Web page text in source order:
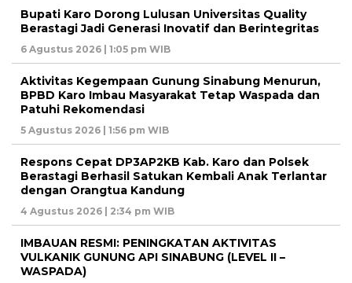
Bupati Karo Dorong Lulusan Universitas Quality
Berastagi Jadi Generasi Inovatif dan Berintegritas
6 Agustus 2026 | 1:05 pm WIB
Aktivitas Kegempaan Gunung Sinabung Menurun,
BPBD Karo Imbau Masyarakat Tetap Waspada dan
Patuhi Rekomendasi
5 Agustus 2026 | 1:56 pm WIB
Respons Cepat DP3AP2KB Kab. Karo dan Polsek
Berastagi Berhasil Satukan Kembali Anak Terlantar
dengan Orangtua Kandung
4 Agustus 2026 | 2:34 pm WIB
IMBAUAN RESMI: PENINGKATAN AKTIVITAS
VULKANIK GUNUNG API SINABUNG (LEVEL II –
WASPADA)